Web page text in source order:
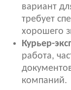
вариант
требует
хорошего
Курьер-
работа,
компаний.